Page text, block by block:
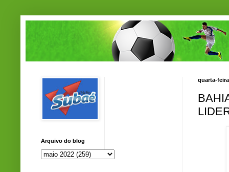
quarta-
Arquivo do blog